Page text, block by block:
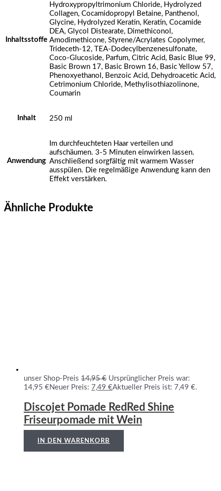
Inhaltsstoffe
Hydroxypropyltrimonium Chloride, Hydrolyzed
Collagen, Cocamidopropyl Betaine, Panthenol,
Glycine, Hydrolyzed Keratin, Keratin, Cocamide
DEA, Glycol Distearate, Dimethiconol,
Amodimethicone, Styrene/Acrylates Copolymer,
Trideceth-12, TEA-Dodecylbenzenesulfonate,
Coco-Glucoside, Parfum, Citric Acid, Basic Blue 99,
Basic Brown 17, Basic Brown 16, Basic Yellow 57,
Phenoxyethanol, Benzoic Acid, Dehydroacetic Acid,
Cetrimonium Chloride, Methylisothiazolinone,
Coumarin
Inhalt 250 ml
Anwendung
Im durchfeuchteten Haar verteilen und
aufschäumen. 3-5 Minuten einwirken lassen.
Anschließend sorgfältig mit warmem Wasser
ausspülen. Die regelmäßige Anwendung kann den
Effekt verstärken.
Ähnliche Produkte
unser Shop-Preis 14,95€ Ursprünglicher Preis war:
14,95 €Neuer Preis: 7,49 €Aktueller Preis ist: 7,49 €.
Discojet Pomade RedRed Shine
Friseurpomade mit Wein
IN DEN WARENKORB